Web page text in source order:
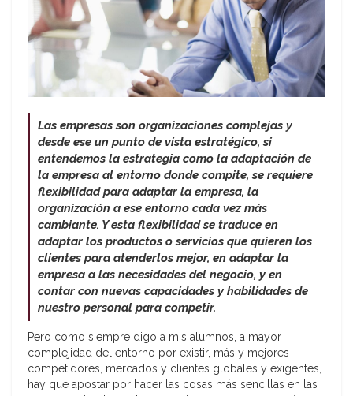
Las empresas son organizaciones complejas y
desde ese un punto de vista estratégico, si
entendemos la estrategia como la adaptación de
la empresa al entorno donde compite, se requiere
flexibilidad para adaptar la empresa, la
organización a ese entorno cada vez más
cambiante. Y esta flexibilidad se traduce en
adaptar los productos o servicios que quieren los
clientes para atenderlos mejor, en adaptar la
empresa a las necesidades del negocio, y en
contar con nuevas capacidades y habilidades de
nuestro personal para competir.
Pero como siempre digo a mis alumnos, a mayor
complejidad del entorno por existir, más y mejores
competidores, mercados y clientes globales y exigentes,
hay que apostar por hacer las cosas más sencillas en las